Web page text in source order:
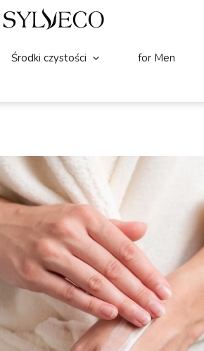
Środki czystości for Men
DŁONIE
☆☆☆☆ ☆(1)
ALOESOVE Krem do
Nawilżająco – regenerujący krem do
podrażnioną skórę. Szybko się
Pojemność:75 ml
Składniki wiodące:EGCG, Kompleks
16.99Zł
Dodaj do koszyka